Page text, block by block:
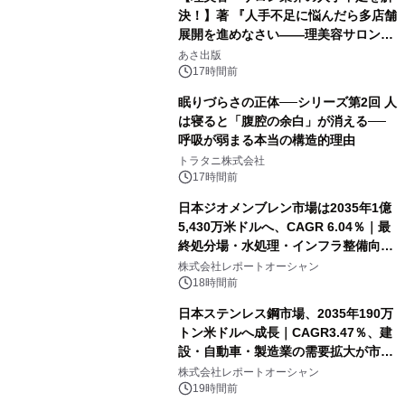
決！】著 『人手不足に悩んだら多店舗
展開を進めなさい――理美容サロン
「多店舗展開」の教科書』2026年8月
24日（月）発売
あさ出版
17時間前
眠りづらさの正体──シリーズ第2回 人
は寝ると「腹腔の余白」が消える──
呼吸が弱まる本当の構造的理由
トラタニ株式会社
17時間前
日本ジオメンブレン市場は2035年1億
5,430万米ドルへ、CAGR 6.04％｜最
終処分場・水処理・インフラ整備向け
需要拡大
株式会社レポートオーシャン
18時間前
日本ステンレス鋼市場、2035年190万
トン米ドルへ成長｜CAGR3.47％、建
設・自動車・製造業の需要拡大が市場
を牽引
株式会社レポートオーシャン
19時間前